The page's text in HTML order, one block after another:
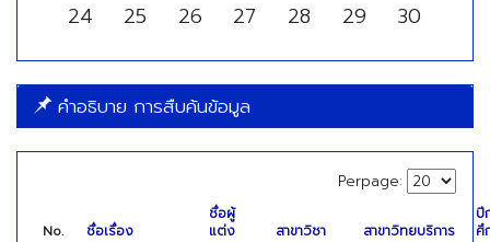
24 25 26 27 28 29 30
คำอธิบาย การสืบค้นข้อมูล
Perpage:
No. ชื่อเรื่อง
ชื่อผู้
แต่ง
สาขาวิชา สาขาวิทยบริการ
ปี
ศึ